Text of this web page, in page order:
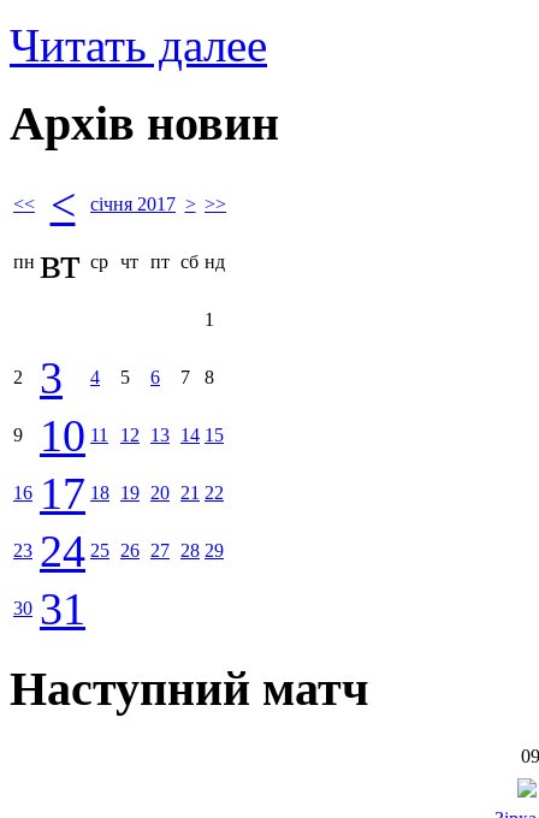
Читать далее
Архів новин
<< < січня 2017 > >>
пн вт ср чт пт сб нд
1
2 3 4 5 6 7 8
9 10 11 12 13 14 15
16 17 18 19 20 21 22
23 24 25 26 27 28 29
30 31
Наступний матч